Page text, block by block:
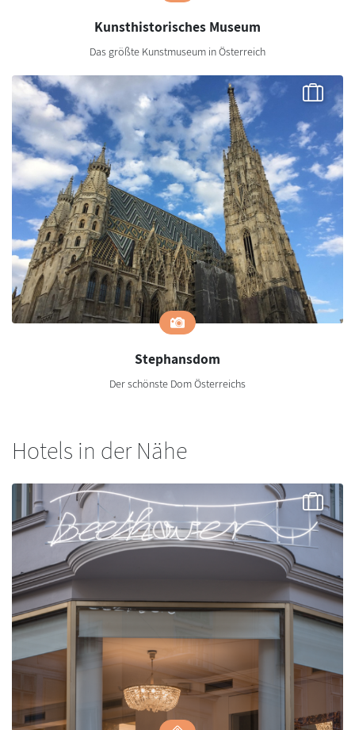
Kunsthistorisches Museum
Das größte Kunstmuseum in Österreich
Stephansdom
Der schönste Dom Österreichs
Hotels in der Nähe